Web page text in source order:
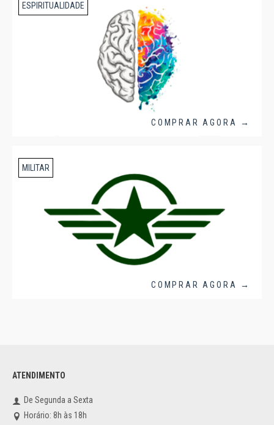
ESPIRITUALIDADE
COMPRAR AGORA →
MILITAR
COMPRAR AGORA →
ATENDIMENTO
De Segunda a Sexta
Horário: 8h às 18h